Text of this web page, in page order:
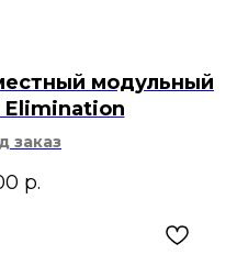
модульный
Elimination
заказ
р.